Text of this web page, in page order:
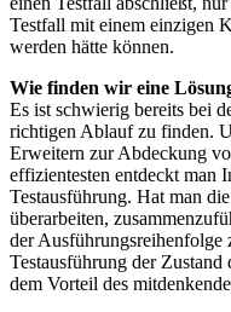
Testfall mit einem einzigen
werden hätte können.
Wie finden wir eine
Es ist schwierig bereits bei
richtigen Ablauf zu finden.
Erweitern zur Abdeckung
effizientesten entdeckt man
Testausführung. Hat man
überarbeiten,
der Ausführungsreihenfolge
Testausführung der Zustand
dem Vorteil des